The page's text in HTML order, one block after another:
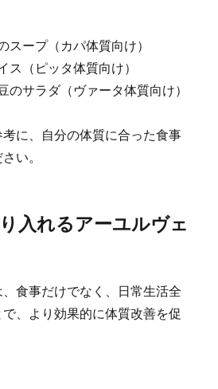
スープ（カパ体質向け）
ス（ピッタ体質向け）
のサラダ（ヴァータ体質向け）
に、自分の体質に合った食事
い。
入れるアーユルヴェ
食事だけでなく、日常生活全
、より効果的に体質改善を促